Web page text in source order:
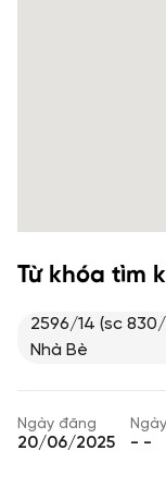
Từ khóa tìm
2596/14 (sc 830/
Nhà Bè
Ngày đăng
20/06/2025 - -